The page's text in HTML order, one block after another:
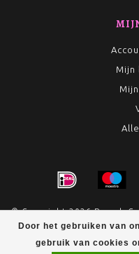
Door het gebruiken van
gebruik van cookies
Mijn
© Copyright 2026 Rumah
- Theme